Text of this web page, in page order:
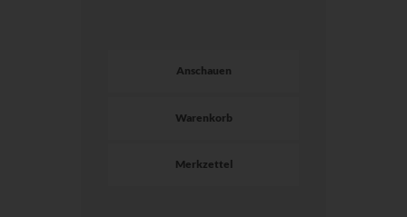
Anschauen
Warenkorb
Merkzettel